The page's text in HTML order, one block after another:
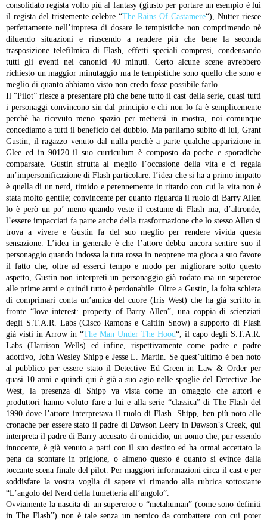
consolidato regista volto più al fantasy (giusto per portare un esempio è lui
il regista del tristemente celebre “The Rains Of Castamere“), Nutter riesce
perfettamente nell’impresa di dosare le tempistiche non comprimendo nè
diluendo situazioni e riuscendo a rendere più che bene la seconda
trasposizione telefilmica di Flash, effetti speciali compresi, condensando
tutti gli eventi nei canonici 40 minuti. Certo alcune scene avrebbero
richiesto un maggior minutaggio ma le tempistiche sono quello che sono e
meglio di quanto abbiamo visto non credo fosse possibile farlo.
Il “Pilot” riesce a presentare più che bene tutto il cast della serie, quasi tutti
i personaggi convincono sin dal principio e chi non lo fa è semplicemente
perchè ha ricevuto meno spazio per mettersi in mostra, noi comunque
concediamo a tutti il beneficio del dubbio. Ma parliamo subito di lui, Grant
Gustin, il ragazzo venuto dal nulla perchè a parte qualche apparizione in
Glee ed in 90120 il suo curriculum è composto da poche e sporadiche
comparsate. Gustin sfrutta al meglio l’occasione della vita e ci regala
un’impersonificazione di Flash particolare: l’idea che si ha a primo impatto
è quella di un nerd, timido e perennemente in ritardo con cui la vita non è
stata molto gentile; convincente per quanto riguarda il ruolo di Barry Allen
lo è però un po’ meno quando veste il costume di Flash ma, d’altronde,
l’essere impacciati fa parte anche della trasformazione che lo stesso Allen si
trova a vivere e Gustin fa del suo meglio per rendere vivida questa
sensazione. L’idea in generale è che l’attore debba ancora sentire suo il
personaggio quando indossa la tuta rossa in neoprene ma gioca a suo favore
il fatto che, oltre ad esserci tempo e modo per migliorare sotto questo
aspetto, Gustin non interpreti un personaggio già rodato ma un supereroe
alle prime armi e quindi tutto è perdonabile. Oltre a Gustin, la folta schiera
di comprimari conta un’amica del cuore (Iris West) che ha già scritto in
fronte “love interest: property of Barry Allen”, una coppia di scienziati
degli S.T.A.R. Labs (Cisco Ramons e Caitlin Snow) a supporto di Flash
già visti in Arrow in “The Man Under The Hood“, il capo degli S.T.A.R.
Labs (Harrison Wells) ed infine, rispettivamente come padre e padre
adottivo, John Wesley Shipp e Jesse L. Martin. Se quest’ultimo è ben noto
al pubblico per essere stato il Detective Ed Green in Law & Order per
quasi 10 anni e quindi qui è già a suo agio nelle spoglie del Detective Joe
West, la presenza di Shipp va vista come un omaggio che autori e
produttori hanno voluto fare a lui e alla serie “classica” di The Flash del
1990 dove l’attore interpretava il ruolo di Flash. Shipp, ben più noto alle
cronache per essere stato il padre di Dawson Leery in Dawson’s Creek, qui
interpreta il padre di Barry accusato di omicidio, un uomo che, pur essendo
innocente, è già venuto a patti con il suo destino ed ha ormai accettato la
pena da scontare in prigione, o almeno questo è quanto si evince dalla
toccante scena finale del pilot. Per maggiori informazioni circa il cast e per
soddisfare la vostra voglia di sapere vi rimando alla rubrica sottostante
“L’angolo del Nerd della fumetteria all’angolo”.
Ovviamente la nascita di un supereroe o “metahuman” (come sono definiti
in The Flash”) non è tale senza un nemico da combattere con cui poter